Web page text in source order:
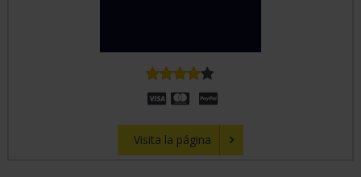
Visita la página